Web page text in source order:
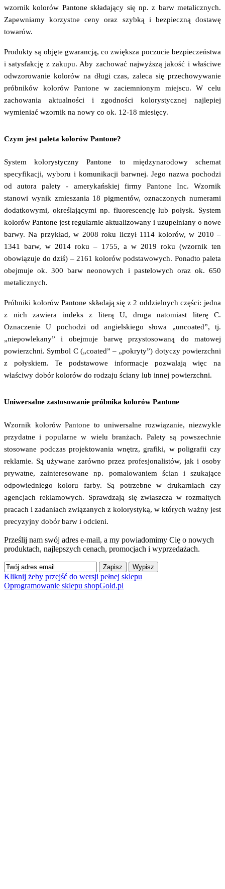
wzornik kolorów Pantone składający się np. z barw metalicznych.
Zapewniamy korzystne ceny oraz szybką i bezpieczną dostawę
towarów.
Produkty są objęte gwarancją, co zwiększa poczucie bezpieczeństwa
i satysfakcję z zakupu. Aby zachować najwyższą jakość i właściwe
odwzorowanie kolorów na długi czas, zaleca się przechowywanie
próbników kolorów Pantone w zaciemnionym miejscu. W celu
zachowania aktualności i zgodności kolorystycznej najlepiej
wymieniać wzornik na nowy co ok. 12-18 miesięcy.
Czym jest paleta kolorów Pantone?
System kolorystyczny Pantone to międzynarodowy schemat
specyfikacji, wyboru i komunikacji barwnej. Jego nazwa pochodzi
od autora palety - amerykańskiej firmy Pantone Inc. Wzornik
stanowi wynik zmieszania 18 pigmentów, oznaczonych numerami
dodatkowymi, określającymi np. fluorescencję lub połysk. System
kolorów Pantone jest regularnie aktualizowany i uzupełniany o nowe
barwy. Na przykład, w 2008 roku liczył 1114 kolorów, w 2010 –
1341 barw, w 2014 roku – 1755, a w 2019 roku (wzornik ten
obowiązuje do dziś) – 2161 kolorów podstawowych. Ponadto paleta
obejmuje ok. 300 barw neonowych i pastelowych oraz ok. 650
metalicznych.
Próbniki kolorów Pantone składają się z 2 oddzielnych części: jedna
z nich zawiera indeks z literą U, druga natomiast literę C.
Oznaczenie U pochodzi od angielskiego słowa „uncoated”, tj.
„niepowlekany” i obejmuje barwę przystosowaną do matowej
powierzchni. Symbol C („coated” – „pokryty”) dotyczy powierzchni
z połyskiem. Te podstawowe informacje pozwalają więc na
właściwy dobór kolorów do rodzaju ściany lub innej powierzchni.
Uniwersalne zastosowanie próbnika kolorów Pantone
Wzornik kolorów Pantone to uniwersalne rozwiązanie, niezwykle
przydatne i popularne w wielu branżach. Palety są powszechnie
stosowane podczas projektowania wnętrz, grafiki, w poligrafii czy
reklamie. Są używane zarówno przez profesjonalistów, jak i osoby
prywatne, zainteresowane np. pomalowaniem ścian i szukające
odpowiedniego koloru farby. Są potrzebne w drukarniach czy
agencjach reklamowych. Sprawdzają się zwłaszcza w rozmaitych
pracach i zadaniach związanych z kolorystyką, w których ważny jest
precyzyjny dobór barw i odcieni.
Prześlij nam swój adres e-mail, a my powiadomimy Cię o nowych
produktach, najlepszych cenach, promocjach i wyprzedażach.
Kliknij żeby przejść do wersji pełnej sklepu
Oprogramowanie sklepu shopGold.pl